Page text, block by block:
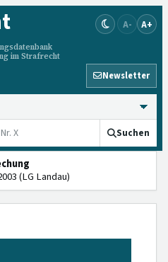
im Strafrecht
A- A+
Newsletter
Suchen
(LG Landau)